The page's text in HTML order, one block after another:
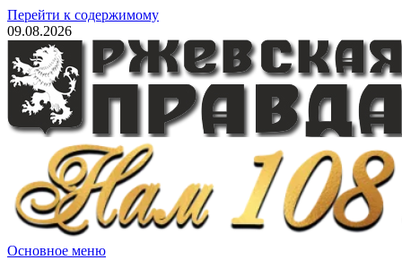
Перейти к содержимому
09.08.2026
Основное меню